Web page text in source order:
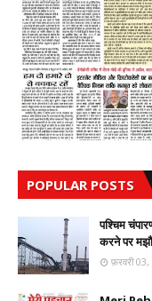
POPULAR POSTS
पश्चिम
करने पर
फ़रवरी